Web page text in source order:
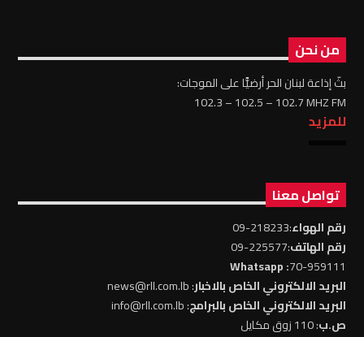
من نحن
بثّ إذاعة لبنان الحر أرضيًّا على الموجات:
102.3 – 102.5 – 102.7 MHZ FM
للمزيد
تواصل معنا
رقم الهواء:218233-09
رقم الهاتف:225577-09
70-959111
: Whatsapp
البريد الالكتروني الخاص بالاخبار: news@rll.com.lb
البريد الالكتروني الخاص بالبرامج: info@rll.com.lb
ص.ب: 110 زوق مكايل